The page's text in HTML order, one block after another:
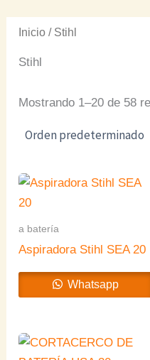
Inicio / Stihl
Stihl
Mostrando 1–20 de 58
a batería
Aspiradora Stihl SEA 20
Whatsapp